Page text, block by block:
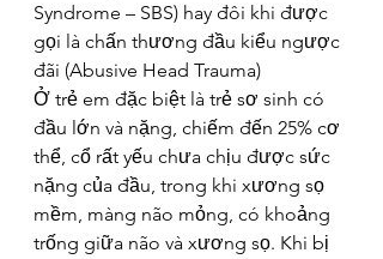
Syndrome – SBS) hay đôi khi được
gọi là chấn thương đầu kiểu ngược
đãi (Abusive Head Trauma)
Ở trẻ em đặc biệt là trẻ sơ sinh có
đầu lớn và nặng, chiếm đến 25% cơ
thể, cổ rất yếu chưa chịu được sức
nặng của đầu, trong khi xương sọ
mềm, màng não mỏng, có khoảng
trống giữa não và xương sọ. Khi bị